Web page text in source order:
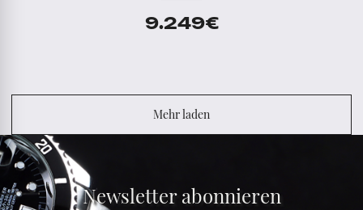
9.249€
Mehr laden
Newsletter abonnieren